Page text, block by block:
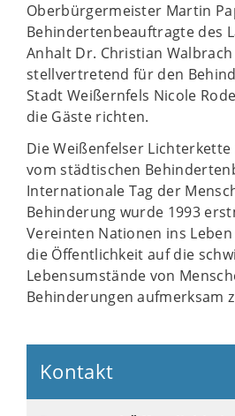
Oberbürgermeister Martin
Behindertenbeauftragte des
Anhalt Dr. Christian
stellvertretend für den
Stadt Weißernfels Nicole
die Gäste richten.
Die Weißenfelser
vom städtischen
Internationale Tag der
Behinderung wurde 1993
Vereinten Nationen ins
die Öffentlichkeit auf die
Lebensumstände von
Behinderungen aufmerksam
Kontakt